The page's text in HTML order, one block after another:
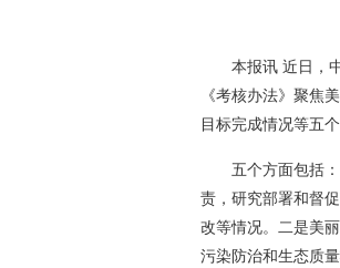
本报讯 近日，
《考核办法》聚焦
目标完成情况等五
五个方面包括
责，研究部署和督
改等情况。二是美
污染防治和生态质